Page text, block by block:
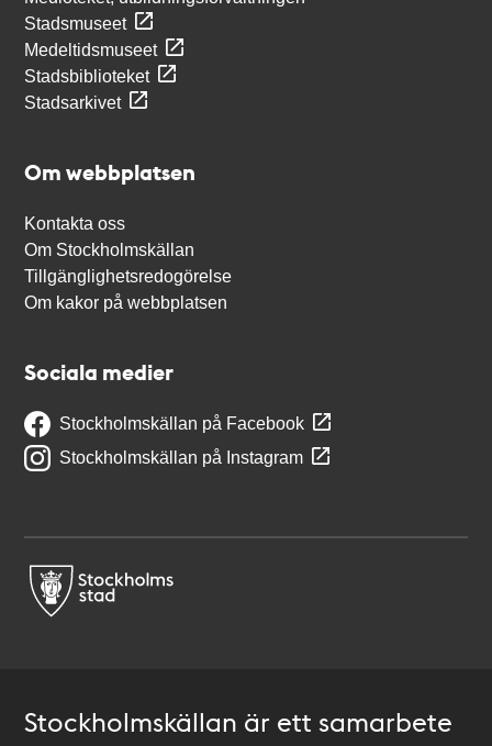
Stadsmuseet
Medeltidsmuseet
Stadsbiblioteket
Stadsarkivet
Om webbplatsen
Kontakta oss
Om Stockholmskällan
Tillgänglighetsredogörelse
Om kakor på webbplatsen
Sociala medier
Stockholmskällan på Facebook
Stockholmskällan på Instagram
Stockholmskällan är ett samarbete